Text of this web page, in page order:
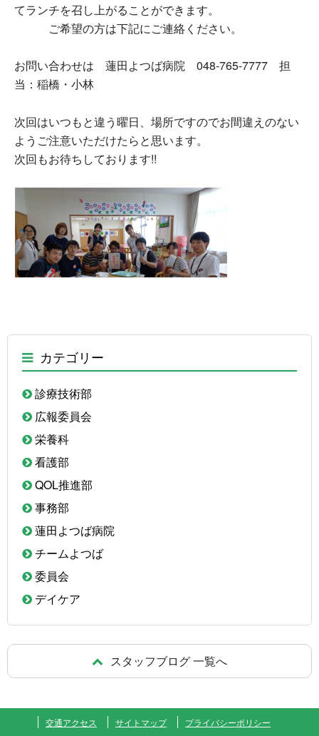
てランチを召し上がることができます。
ご希望の方は下記にご連絡ください。
お問い合わせは 蓮田よつば病院 048-765-7777 担
当：稲橋・小林
次回はいつもと違う曜日、場所ですのでお間違えのない
ようご注意いただけたらと思います。
次回もお待ちしております!!
カテゴリー
診療技術部
広報委員会
栄養科
看護部
QOL推進部
事務部
蓮田よつば病院
チームよつば
委員会
デイケア
スタッフブログ 一覧へ
交通アクセス サイトマップ プライバシーポリシー